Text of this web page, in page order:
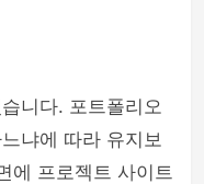
니다. 포트폴리오
냐에 따라 유지보
에 프로젝트 사이트